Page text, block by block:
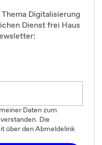
Digitalisierung
Dienst frei Haus
Daten zum
Die
über den Abmeldelink